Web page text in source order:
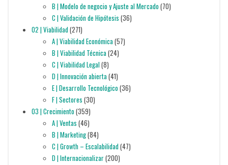
B | Modelo de negocio y Ajuste al Mercado(70)
C | Validación de Hipótesis (36)
02 | Viabilidad(271)
A | Viabilidad Económica(57)
B | Viabilidad Técnica(24)
C | Viabilidad Legal(8)
D | Innovación abierta(41)
E | Desarrollo Tecnológico(36)
F | Sectores (30)
03 | Crecimiento(359)
A | Ventas (46)
B | Marketing(84)
C | Growth – Escalabilidad(47)
D | Internacionalizar(200)